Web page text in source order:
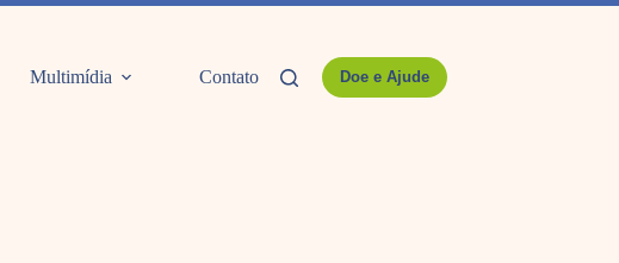
Multimídia Contato Doe e Ajude